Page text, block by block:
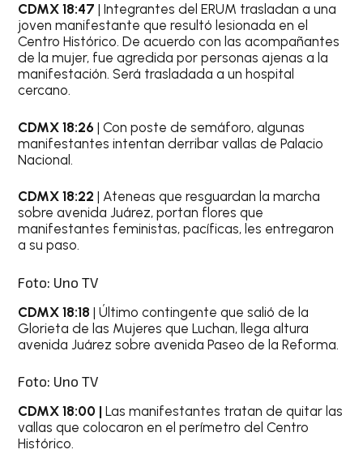
CDMX 18:47 | Integrantes del ERUM trasladan a una
joven manifestante que resultó lesionada en el
Centro Histórico. De acuerdo con las acompañantes
de la mujer, fue agredida por personas ajenas a la
manifestación. Será trasladada a un hospital
cercano.
CDMX 18:26 | Con poste de semáforo, algunas
manifestantes intentan derribar vallas de Palacio
Nacional.
CDMX 18:22 | Ateneas que resguardan la marcha
sobre avenida Juárez, portan flores que
manifestantes feministas, pacíficas, les entregaron
a su paso.
Foto: Uno TV
CDMX 18:18 | Último contingente que salió de la
Glorieta de las Mujeres que Luchan, llega altura
avenida Juárez sobre avenida Paseo de la Reforma.
Foto: Uno TV
CDMX 18:00 |Las manifestantes tratan de quitar las
vallas que colocaron en el perímetro del Centro
Histórico.